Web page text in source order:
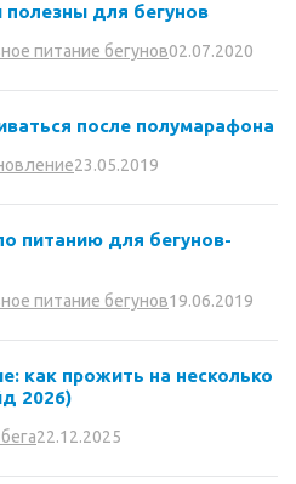
полезны для бегунов
питание бегунов02.07.2020
после полумарафона
23.05.2019
питанию для бегунов-
питание бегунов19.06.2019
как прожить на несколько
2026)
22.12.2025